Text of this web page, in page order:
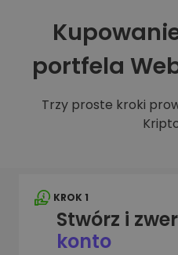
portfela
Trzy proste kroki
KROK 1
Stwórz i
konto